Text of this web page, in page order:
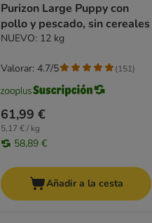
Purizon Large Puppy con
pollo y pescado, sin cereales
NUEVO: 12 kg
61,99 €
5,17 € / kg
58,89 €
Valorar: 4.7/5 (151)
Añadir a la cesta